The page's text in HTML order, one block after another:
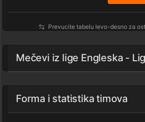
Prevucite tabelu levo-desno za
Mečevi iz lige Engleska -
Forma i statistika timova